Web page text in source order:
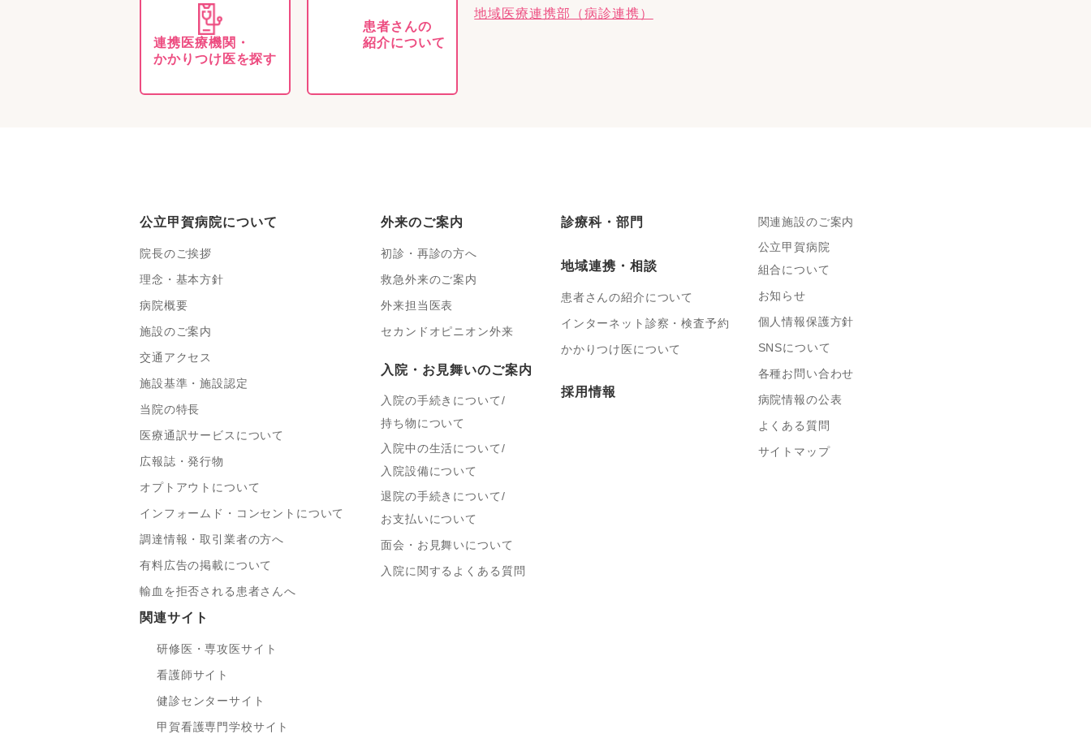
連携医療機関・
かかりつけ医を探す
患者さんの
紹介について
公立甲賀病院について
院長のご挨拶
理念・基本方針
病院概要
施設のご案内
交通アクセス
施設基準・施設認定
当院の特長
医療通訳サービスについて
広報誌・発行物
オプトアウトについて
インフォームド・コンセントについて
調達情報・取引業者の方へ
有料広告の掲載について
輸血を拒否される患者さんへ
外来のご案内
初診・再診の方へ
救急外来のご案内
外来担当医表
セカンドオピニオン外来
入院・お見舞いのご案内
入院の手続きについて/
持ち物について
入院中の生活について/
入院設備について
退院の手続きについて/
お支払いについて
面会・お見舞いについて
入院に関するよくある質問
診療科・部門
地域連携・相談
患者さんの紹介について
インターネット診察・検査予約
かかりつけ医について
採用情報
関連施設のご案内
公立甲賀病院
組合について
お知らせ
個人情報保護方針
SNSについて
各種お問い合わせ
病院情報の公表
よくある質問
サイトマップ
関連サイト
研修医・専攻医サイト
看護師サイト
健診センターサイト
甲賀看護専門学校サイト